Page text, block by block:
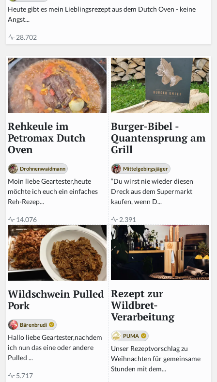
Heute gibt es mein Lieblingsrezept aus dem Dutch Oven - keine
Angst...
28.702
Rehkeule im
Petromax Dutch
Oven
Drohnenwaidmann
Moin liebe Geartester,heute
möchte ich euch ein einfaches
Reh-Rezep...
14.076
Burger-Bibel -
Quantensprung am
Grill
Mittelgebirgsjäger
“Du wirst nie wieder diesen
Dreck aus dem Supermarkt
kaufen, wenn D...
2.391
Wildschwein Pulled
Pork
Bärenbrudi
Hallo liebe Geartester,nachdem
ich nun das eine oder andere
Pulled ...
5.717
Rezept zur
Wildbret-
Verarbeitung
PUMA
Unser Rezeptvorschlag zu
Weihnachten für gemeinsame
Stunden mit dem...